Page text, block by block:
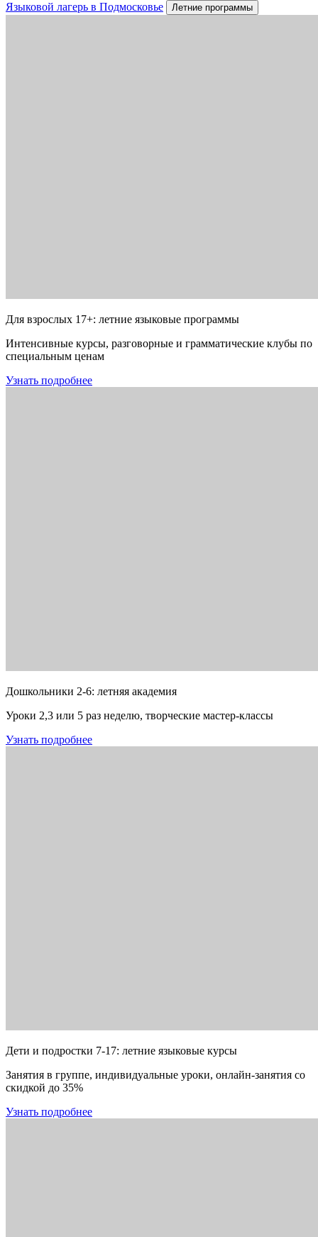
Языковой лагерь в Подмосковье
Летние программы
Для взрослых 17+: летние языковые программы
Интенсивные курсы, разговорные и грамматические клубы по
специальным ценам
Узнать подробнее
Дошкольники 2-6: летняя академия
Уроки 2,3 или 5 раз неделю, творческие мастер-классы
Узнать подробнее
Дети и подростки 7-17: летние языковые курсы
Занятия в группе, индивидуальные уроки, онлайн-занятия со
скидкой до 35%
Узнать подробнее